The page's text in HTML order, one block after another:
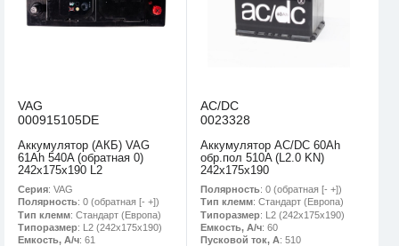
VAG
000915105DE
Аккумулятор (АКБ) VAG
61Ah 540A (обратная 0)
242x175x190 L2
Серия: VAG
Полярность: 0 (обратная [- +])
Тип клемм: Стандарт (Европа)
Типоразмер: L2 (242х175х190)
Емкость, А/ч: 61
AC/DC
0023328
Аккумулятор AC/DC 60Ah
обр.пол 510A (L2.0 KN)
242х175х190
Полярность: 0 (обратная [- +])
Тип клемм: Стандарт (Европа)
Типоразмер: L2 (242х175х190)
Емкость, А/ч: 60
Пусковой ток, А: 510